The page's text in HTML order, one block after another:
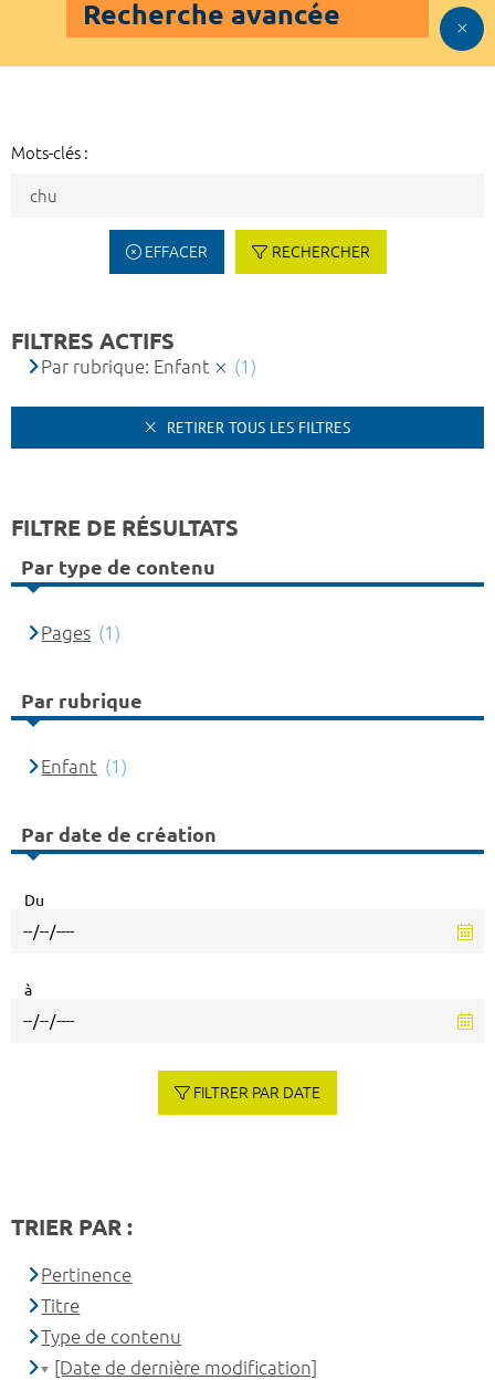
Recherche avancée
Mots-clés :
EFFACER RECHERCHER
FILTRES ACTIFS
Par rubrique: Enfant (1)
RETIRER TOUS LES FILTRES
FILTRE DE RÉSULTATS
Par type de contenu
Pages (1)
Par rubrique
Enfant (1)
Par date de création
Du
à
FILTRER PAR DATE
TRIER PAR :
Pertinence
Titre
Type de contenu
[Date de dernière modification]